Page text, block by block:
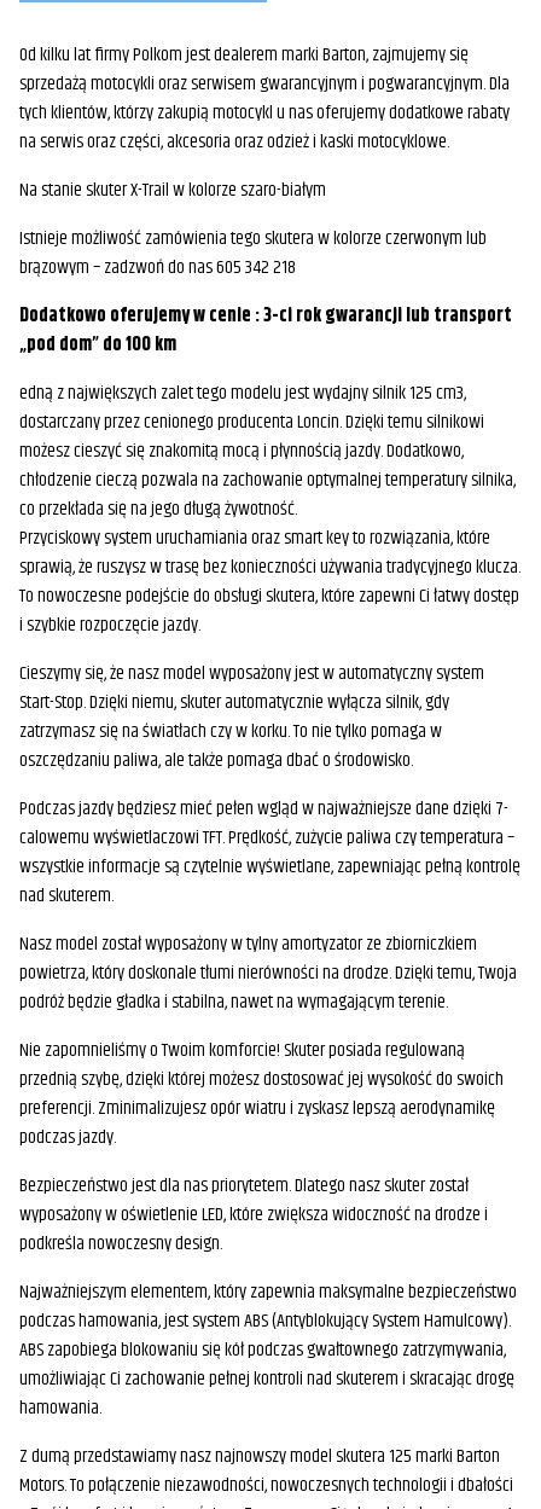
Od kilku lat firmy Polkom jest dealerem marki Barton, zajmujemy się
sprzedażą motocykli oraz serwisem gwarancyjnym i pogwarancyjnym. Dla
tych klientów, którzy zakupią motocykl u nas oferujemy dodatkowe rabaty
na serwis oraz części, akcesoria oraz odzież i kaski motocyklowe.
Na stanie skuter X-Trail w kolorze szaro-białym
Istnieje możliwość zamówienia tego skutera w kolorze czerwonym lub
brązowym – zadzwoń do nas 605 342 218
Dodatkowo oferujemy w cenie : 3-ci rok gwarancji lub transport
„pod dom” do 100 km
edną z największych zalet tego modelu jest wydajny silnik 125 cm3,
dostarczany przez cenionego producenta Loncin. Dzięki temu silnikowi
możesz cieszyć się znakomitą mocą i płynnością jazdy. Dodatkowo,
chłodzenie cieczą pozwala na zachowanie optymalnej temperatury silnika,
co przekłada się na jego długą żywotność.
Przyciskowy system uruchamiania oraz smart key to rozwiązania, które
sprawią, że ruszysz w trasę bez konieczności używania tradycyjnego klucza.
To nowoczesne podejście do obsługi skutera, które zapewni Ci łatwy dostęp
i szybkie rozpoczęcie jazdy.
Cieszymy się, że nasz model wyposażony jest w automatyczny system
Start-Stop. Dzięki niemu, skuter automatycznie wyłącza silnik, gdy
zatrzymasz się na światłach czy w korku. To nie tylko pomaga w
oszczędzaniu paliwa, ale także pomaga dbać o środowisko.
Podczas jazdy będziesz mieć pełen wgląd w najważniejsze dane dzięki 7-
calowemu wyświetlaczowi TFT. Prędkość, zużycie paliwa czy temperatura –
wszystkie informacje są czytelnie wyświetlane, zapewniając pełną kontrolę
nad skuterem.
Nasz model został wyposażony w tylny amortyzator ze zbiorniczkiem
powietrza, który doskonale tłumi nierówności na drodze. Dzięki temu, Twoja
podróż będzie gładka i stabilna, nawet na wymagającym terenie.
Nie zapomnieliśmy o Twoim komforcie! Skuter posiada regulowaną
przednią szybę, dzięki której możesz dostosować jej wysokość do swoich
preferencji. Zminimalizujesz opór wiatru i zyskasz lepszą aerodynamikę
podczas jazdy.
Bezpieczeństwo jest dla nas priorytetem. Dlatego nasz skuter został
wyposażony w oświetlenie LED, które zwiększa widoczność na drodze i
podkreśla nowoczesny design.
Najważniejszym elementem, który zapewnia maksymalne bezpieczeństwo
podczas hamowania, jest system ABS (Antyblokujący System Hamulcowy).
ABS zapobiega blokowaniu się kół podczas gwałtownego zatrzymywania,
umożliwiając Ci zachowanie pełnej kontroli nad skuterem i skracając drogę
hamowania.
Z dumą przedstawiamy nasz najnowszy model skutera 125 marki Barton
Motors. To połączenie niezawodności, nowoczesnych technologii i dbałości